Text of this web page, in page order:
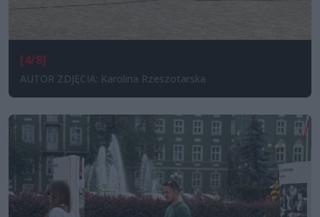
[4/8]
AUTOR ZDJĘCIA: Karolina Rzeszotarska